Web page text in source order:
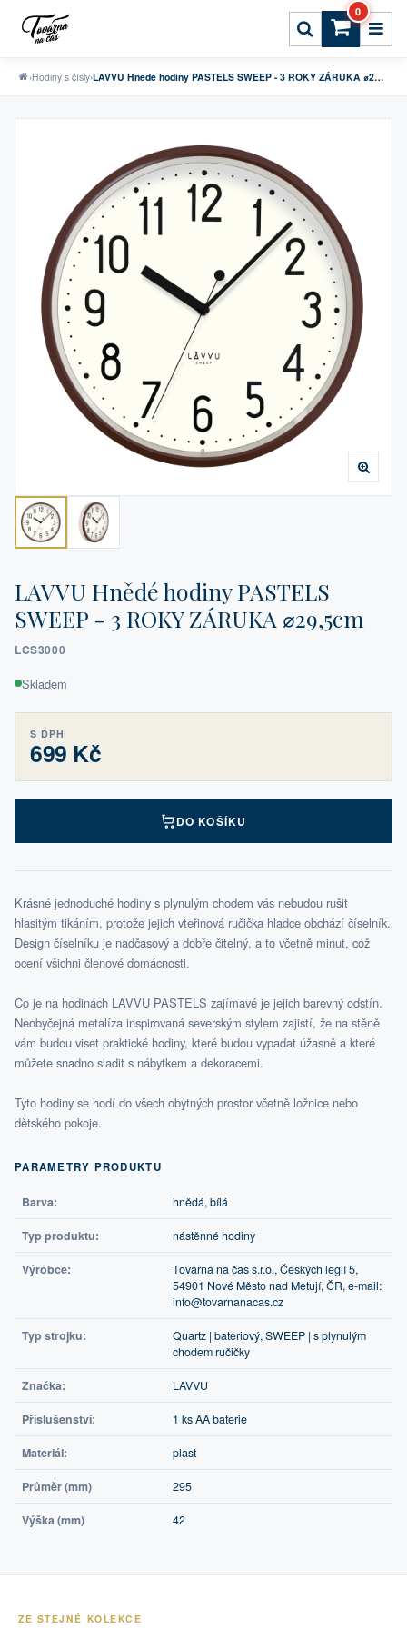
0
›Hodiny s čísly› LAVVU Hnědé hodiny PASTELS SWEEP - 3 ROKY ZÁRUKA ⌀29,5cm
LAVVU Hnědé hodiny PASTELS
SWEEP - 3 ROKY ZÁRUKA ⌀29,5cm
LCS3000
Skladem
S DPH
699 Kč
DO KOŠÍKU
Krásné jednoduché hodiny s plynulým chodem vás nebudou rušit
hlasitým tikáním, protože jejich vteřinová ručička hladce obchází číselník.
Design číselníku je nadčasový a dobře čitelný, a to včetně minut, což
ocení všichni členové domácnosti.
Co je na hodinách LAVVU PASTELS zajímavé je jejich barevný odstín.
Neobyčejná metalíza inspirovaná severským stylem zajistí, že na stěně
vám budou viset praktické hodiny, které budou vypadat úžasně a které
můžete snadno sladit s nábytkem a dekoracemi.
Tyto hodiny se hodí do všech obytných prostor včetně ložnice nebo
dětského pokoje.
PARAMETRY PRODUKTU
Barva: hnědá, bílá
Typ produktu: nástěnné hodiny
Výrobce:
Továrna na čas s.r.o., Českých legií 5,
54901 Nové Město nad Metují, ČR, e-mail:
info@tovarnanacas.cz
Typ strojku:
Quartz | bateriový, SWEEP | s plynulým
chodem ručičky
Značka: LAVVU
Příslušenství: 1 ks AA baterie
Materiál: plast
Průměr (mm) 295
Výška (mm) 42
ZE STEJNÉ KOLEKCE